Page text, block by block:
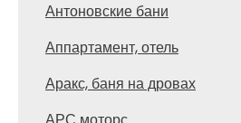
Антоновские бани
Аппартамент, отель
Аракс, баня на дровах